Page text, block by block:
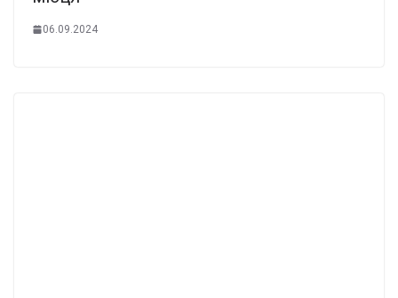
06.09.2024